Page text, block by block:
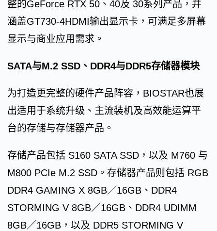
整的GeForce RTX 50、40及 30系列产品，并
涵盖GT730-4HDMI输出显示卡，可满足多屏幕
显示与商业应用需求。
SATA与M.2 SSD、DDR4与DDR5存储器模块
为打造更完整的硬件产品阵容，BIOSTAR也展
出适用于系统升级、主流装机及高效能运算平
台的存储与存储器产品。
存储产品包括 S160 SATA SSD，以及 M760 与
M800 PCIe M.2 SSD。存储器产品则包括 RGB
DDR4 GAMING X 8GB／16GB、DDR4
STORMING V 8GB／16GB、DDR4 UDIMM
8GB／16GB，以及 DDR5 STORMING V